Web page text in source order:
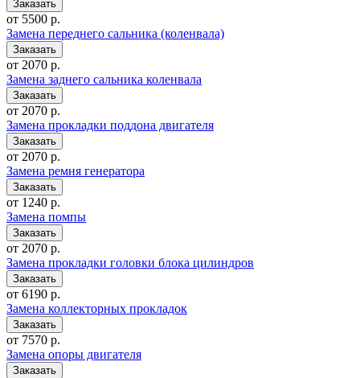
от 5500 р.
Замена переднего сальника (коленвала)
от 2070 р.
Замена заднего сальника коленвала
от 2070 р.
Замена прокладки поддона двигателя
от 2070 р.
Замена ремня генератора
от 1240 р.
Замена помпы
от 2070 р.
Замена прокладки головки блока цилиндров
от 6190 р.
Замена коллекторных прокладок
от 7570 р.
Замена опоры двигателя